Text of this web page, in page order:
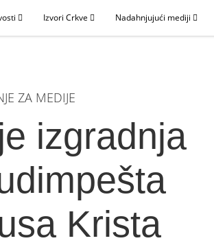
Izvori Crkve Nadahnjujući mediji
ZA MEDIJE
izgradnja
Krista